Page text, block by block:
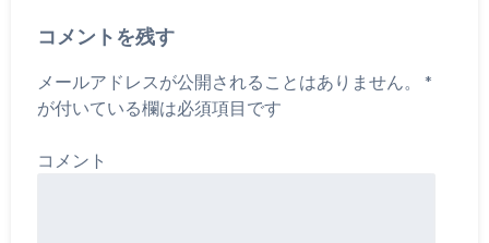
コメントを残す
メールアドレスが公開されることはありません。
*
が付いている欄は必須項目です
コメント